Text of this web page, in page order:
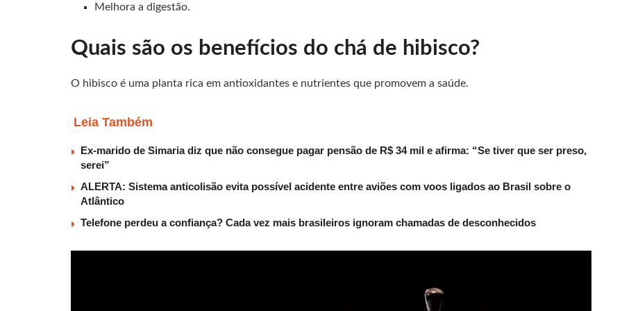
Melhora a digestão.
Quais são os benefícios do chá de hibisco?
O hibisco é uma planta rica em antioxidantes e nutrientes que promovem a saúde.
Leia Também
Ex-marido de Simaria diz que não consegue pagar pensão de R$ 34 mil e afirma: “Se tiver que ser preso,
serei”
ALERTA: Sistema anticolisão evita possível acidente entre aviões com voos ligados ao Brasil sobre o
Atlântico
Telefone perdeu a confiança? Cada vez mais brasileiros ignoram chamadas de desconhecidos